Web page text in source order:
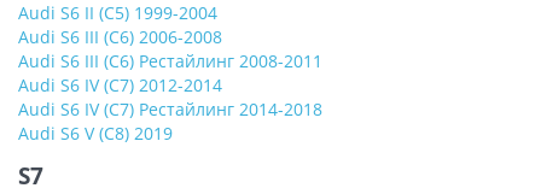
Audi S6 II (C5) 1999-2004
Audi S6 III (C6) 2006-2008
Audi S6 III (C6) Рестайлинг 2008-2011
Audi S6 IV (C7) 2012-2014
Audi S6 IV (C7) Рестайлинг 2014-2018
Audi S6 V (C8) 2019
S7